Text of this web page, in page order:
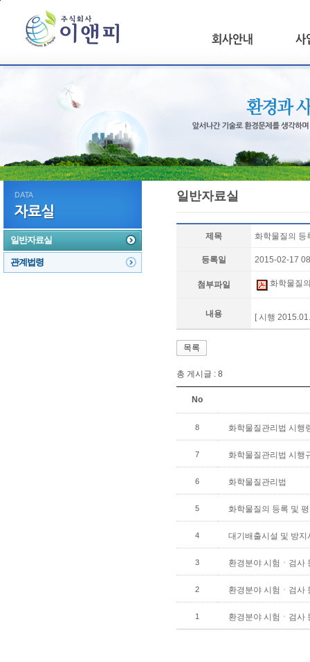
일반자료실
관계법령
일반자료실
제목 화학물질의 등
등록일 2015-02-17
첨부파일 화학물질
내용 [ 시행
목록
총 게시글 : 8
No
8 화학물질관리법 시행
7 화학물질관리법 시행
6 화학물질관리법
5 화학물질의 등록 및
4 대기배출시설 및 방
3 환경분야 시험ㆍ검사
2 환경분야 시험ㆍ검사
1 환경분야 시험ㆍ검사